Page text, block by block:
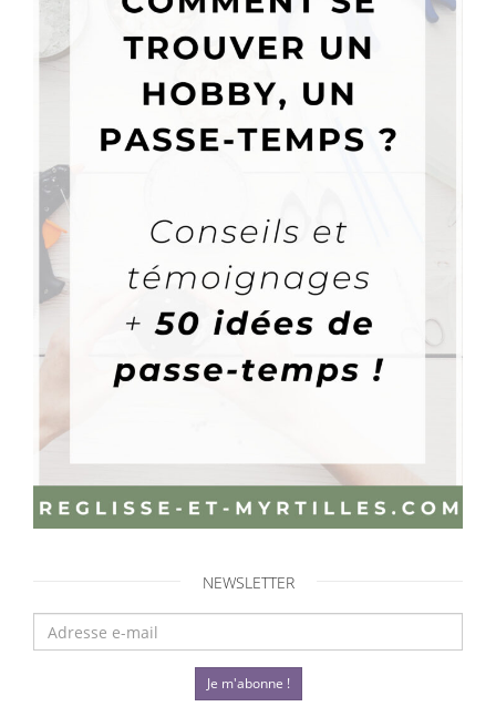
NEWSLETTER
Je m'abonne !